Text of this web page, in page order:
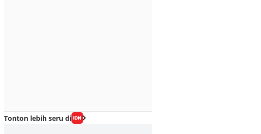
Tonton lebih seru di